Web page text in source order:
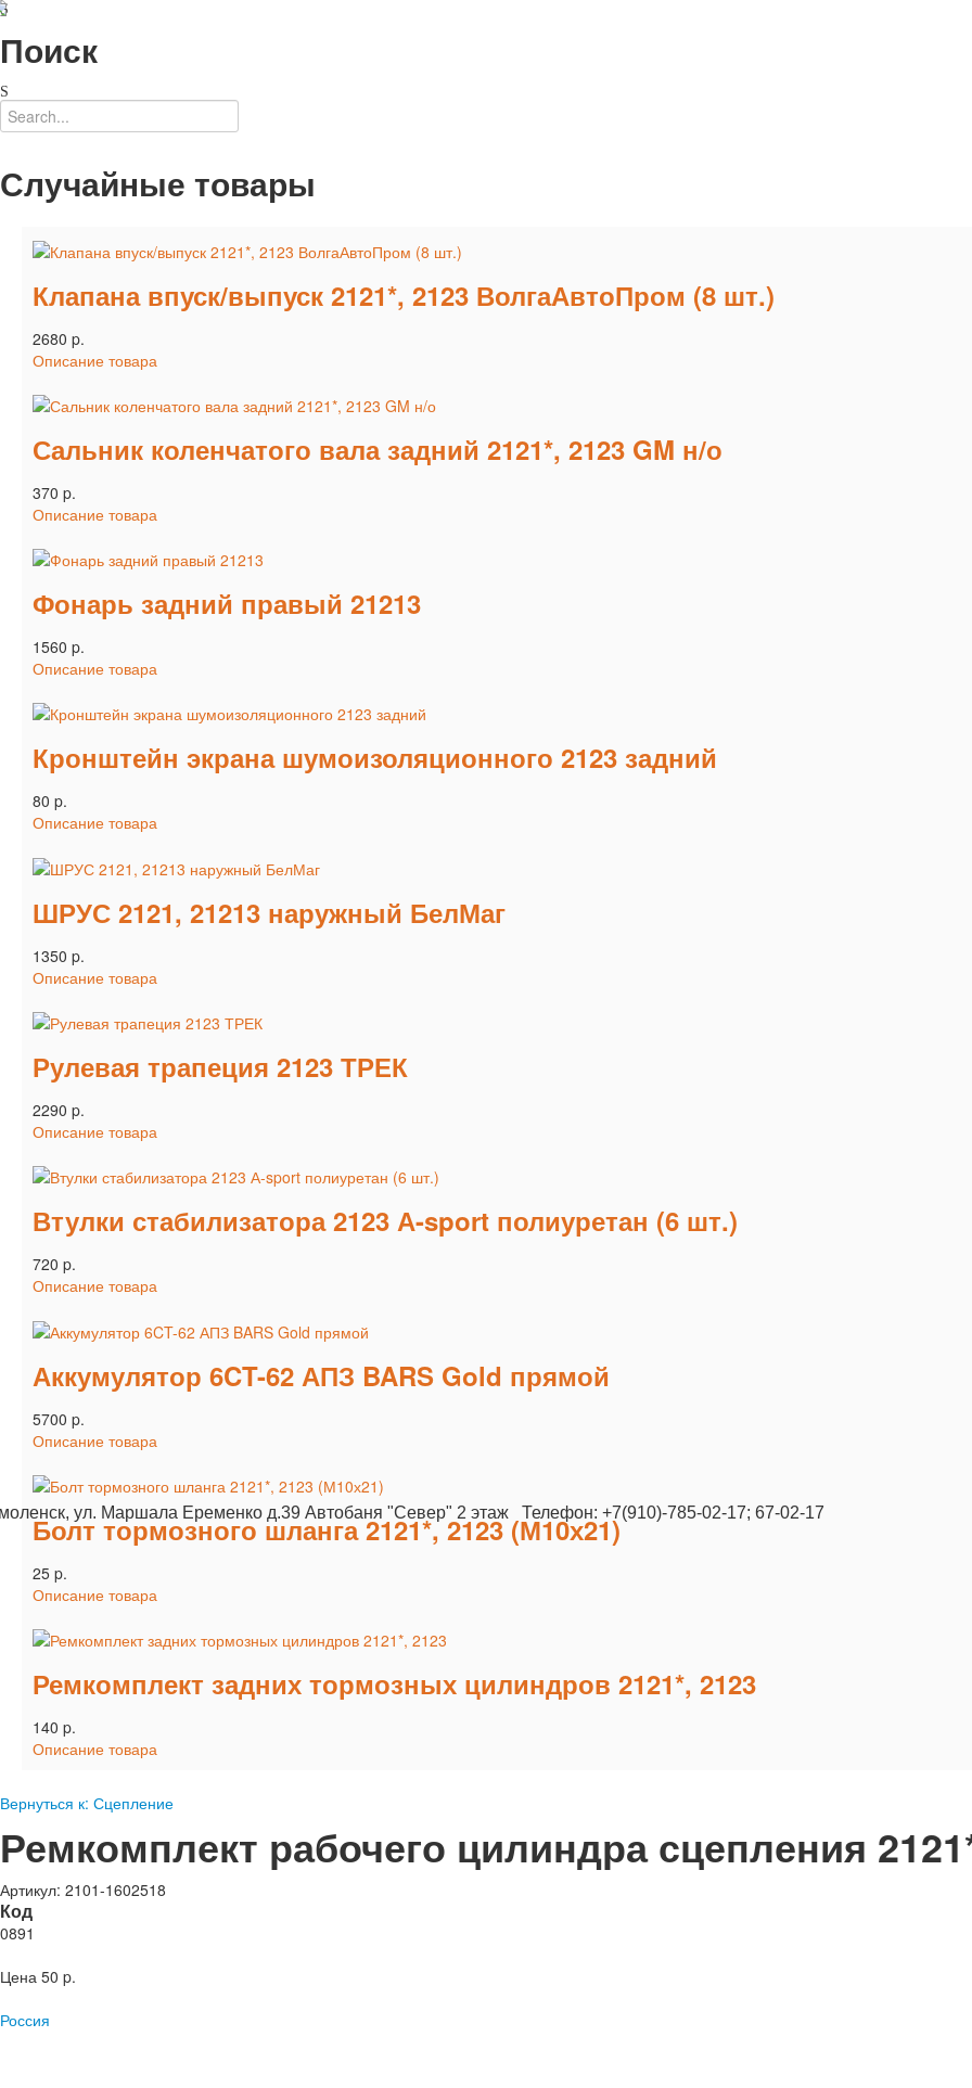
ул. Маршала Еременко д.39 Автобаня "Север" 2 этаж Телефон: +7(910)-785-02-17; 67-02-17
Поиск
Случайные товары
Клапана впуск/выпуск 2121*, 2123 ВолгаАвтоПром (8 шт.)
2680 p.
Описание товара
Сальник коленчатого вала задний 2121*, 2123 GM н/о
370 p.
Описание товара
Фонарь задний правый 21213
1560 p.
Описание товара
Кронштейн экрана шумоизоляционного 2123 задний
80 p.
Описание товара
ШРУС 2121, 21213 наружный БелМаг
1350 p.
Описание товара
Рулевая трапеция 2123 ТРЕК
2290 p.
Описание товара
Втулки стабилизатора 2123 А-sport полиуретан (6 шт.)
720 p.
Описание товара
Аккумулятор 6CT-62 АПЗ BARS Gold прямой
5700 p.
Описание товара
Болт тормозного шланга 2121*, 2123 (М10х21)
25 p.
Описание товара
Ремкомплект задних тормозных цилиндров 2121*, 2123
140 p.
Описание товара
Вернуться к: Сцепление
Ремкомплект рабочего цилиндра сцепления
Артикул: 2101-1602518
Код
0891
Цена 50 p.
Россия